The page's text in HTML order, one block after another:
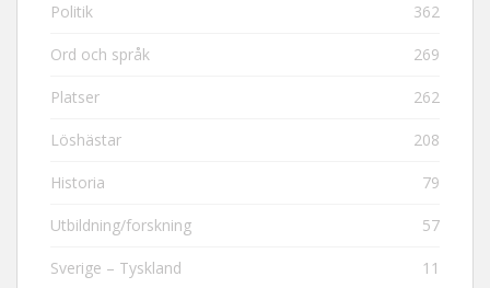
Politik 362
Ord och språk 269
Platser 262
Löshästar 208
Historia 79
Utbildning/forskning 57
Sverige – Tyskland 11